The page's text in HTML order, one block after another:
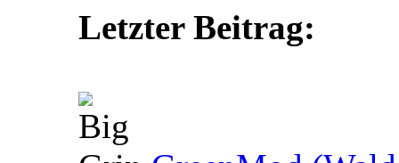
Letzter Beitrag: